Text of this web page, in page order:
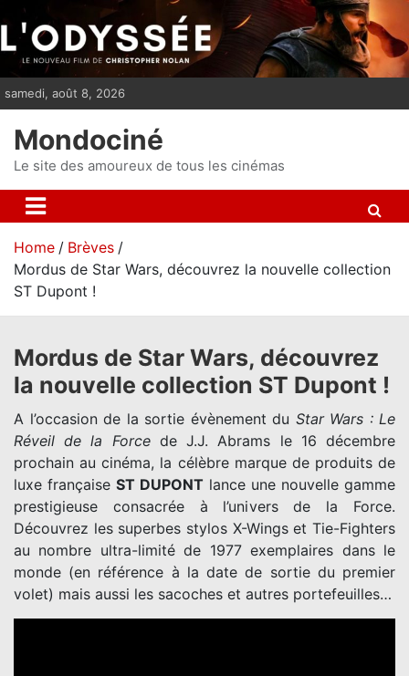
i
p
n
samedi, août 8, 2026
Mondociné
Le site des amoureux de tous les cinémas
Home
Brèves
Mordus de Star Wars, découvrez la nouvelle collection
ST Dupont !
Mordus de Star Wars, découvrez
la nouvelle collection ST Dupont !
A l’occasion de la sortie évènement du Star Wars : Le
Réveil de la Forcede J.J. Abrams le 16 décembre
prochain au cinéma, la célèbre marque de produits de
luxe française ST DUPONT lance une nouvelle gamme
prestigieuse consacrée à l’univers de la Force.
Découvrez les superbes stylos X-Wings et Tie-Fighters
au nombre ultra-limité de 1977 exemplaires dans le
monde (en référence à la date de sortie du premier
volet) mais aussi les sacoches et autres portefeuilles…